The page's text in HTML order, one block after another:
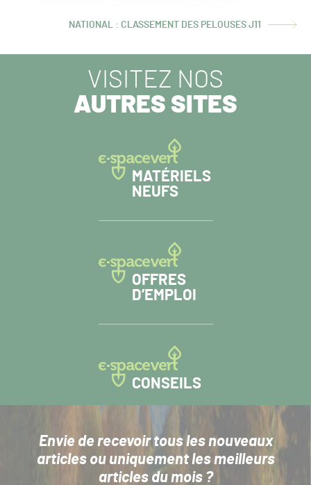
ARTICLE
NATIONAL : CLASSEMENT DES PELOUSES J11
VISITEZ NOS
AUTRES SITES
MATÉRIELS
NEUFS
OFFRES
D’EMPLOI
CONSEILS
Envie de recevoir tous les nouveaux
articlesou uniquement les meilleurs
articles du mois ?